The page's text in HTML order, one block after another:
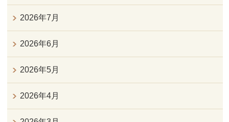
2026年7月
2026年6月
2026年5月
2026年4月